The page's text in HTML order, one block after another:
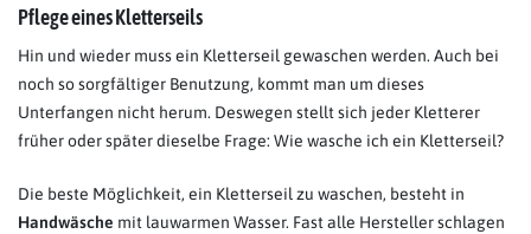
Pflege eines Kletterseils
Hin und wieder muss ein Kletterseil gewaschen werden. Auch bei
noch so sorgfältiger Benutzung, kommt man um dieses
Unterfangen nicht herum. Deswegen stellt sich jeder Kletterer
früher oder später dieselbe Frage: Wie wasche ich ein Kletterseil?
Die beste Möglichkeit, ein Kletterseil zu waschen, besteht in
Handwäsche mit lauwarmen Wasser. Fast alle Hersteller schlagen